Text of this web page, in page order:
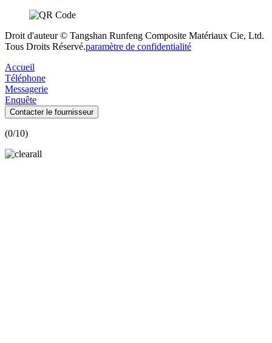
Droit d'auteur © Tangshan Runfeng Composite Matériaux Cie, Ltd.
Tous Droits Réservé.paramètre de confidentialité
Accueil
Téléphone
Messagerie
Enquête
Contacter le fournisseur
(0/10)